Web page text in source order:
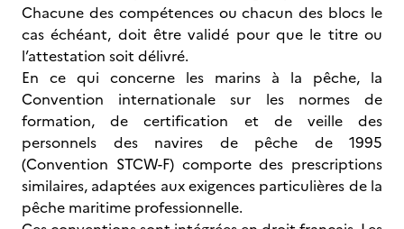
Chacune des compétences ou chacun des blocs le
cas échéant, doit être validé pour que le titre ou
l’attestation soit délivré.
En ce qui concerne les marins à la pêche, la
Convention internationale sur les normes de
formation, de certification et de veille des
personnels des navires de pêche de 1995
(Convention STCW-F) comporte des prescriptions
similaires, adaptées aux exigences particulières de la
pêche maritime professionnelle.